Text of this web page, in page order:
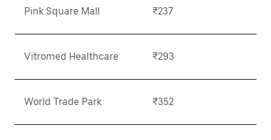
Pink Square Mall ₹237
Vitromed Healthcare ₹293
World Trade Park ₹352